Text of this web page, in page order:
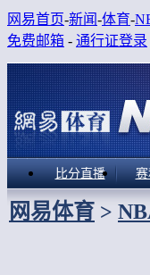
网易首页-新闻-体育-
免费邮箱 - 通行证登录
比分直播 赛
网易体育 >